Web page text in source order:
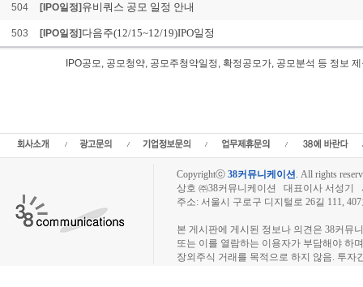
504 [IPO일정] 유비쿼스 공모 일정 안내
503 [IPO일정] 다음주(12/15~12/19)IPO일정
IPO공모, 공모청약, 공모주청약일정, 확정공모가, 공모분석 등 정
Copyrightⓒ 38커뮤니케이션. All rights
상호 ㈜38커뮤니케이션 대표이사 서성기
주소: 서울시 구로구 디지털로 26길 111,
본 게시판에 게시된 정보나 의견은 38커뮤
또는 이를 열람하는 이용자가 부담해야 하
장외주식 거래를 목적으로 하지 않음. 투